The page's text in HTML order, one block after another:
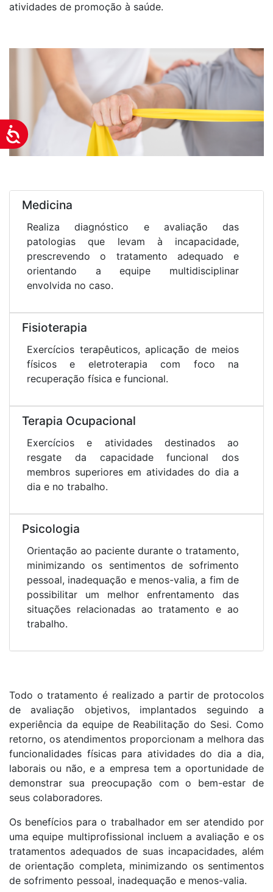
Acessibilidade
atividades de promoção à saúde.
Medicina
Realiza diagnóstico e avaliação das
patologias que levam à incapacidade,
prescrevendo o tratamento adequado e
orientando a equipe multidisciplinar
envolvida no caso.
Fisioterapia
Exercícios terapêuticos, aplicação de meios
físicos e eletroterapia com foco na
recuperação física e funcional.
Terapia Ocupacional
Exercícios e atividades destinados ao
resgate da capacidade funcional dos
membros superiores em atividades do dia a
dia e no trabalho.
Psicologia
Orientação ao paciente durante o tratamento,
minimizando os sentimentos de sofrimento
pessoal, inadequação e menos-valia, a fim de
possibilitar um melhor enfrentamento das
situações relacionadas ao tratamento e ao
trabalho.
Todo o tratamento é realizado a partir de protocolos
de avaliação objetivos, implantados seguindo a
experiência da equipe de Reabilitação do Sesi. Como
retorno, os atendimentos proporcionam a melhora das
funcionalidades físicas para atividades do dia a dia,
laborais ou não, e a empresa tem a oportunidade de
demonstrar sua preocupação com o bem-estar de
seus colaboradores.
Os benefícios para o trabalhador em ser atendido por
uma equipe multiprofissional incluem a avaliação e os
tratamentos adequados de suas incapacidades, além
de orientação completa, minimizando os sentimentos
de sofrimento pessoal, inadequação e menos-valia.